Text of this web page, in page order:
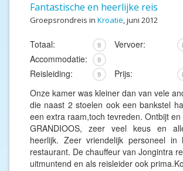
Fantastische en heerlijke reis
Groepsrondreis in Kroatië, juni 2012
Totaal: 9 Vervoer:
Accommodatie: 9
Reisleiding: 9 Prijs:
Onze kamer was kleiner dan van vele
die naast 2 stoelen ook een bankstel
een extra raam,toch tevreden. Ontbijt en
GRANDIOOS, zeer veel keus en
heerlijk. Zeer vriendelijk personeel in
restaurant. De chauffeur van Jongintra
uitmuntend en als reisleider ook